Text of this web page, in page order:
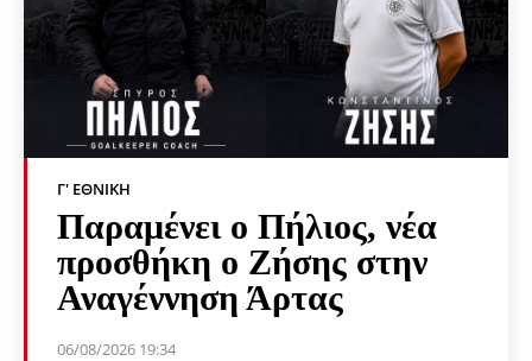
Γ' ΕΘΝΙΚΉ
Παραμένει ο Πήλιος, νέα
προσθήκη ο Ζήσης στην
Αναγέννηση Άρτας
06/08/2026 19:34